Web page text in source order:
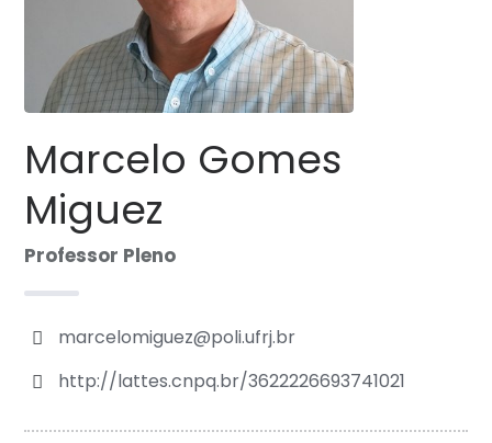
Marcelo Gomes
Miguez
Professor Pleno
marcelomiguez@poli.ufrj.br
http://lattes.cnpq.br/3622226693741021